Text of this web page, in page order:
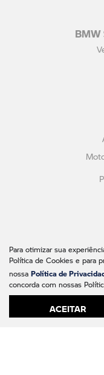
Para otimizar sua
Política de Cookies e para
nossa Política de
concorda com nossas
ACEITAR